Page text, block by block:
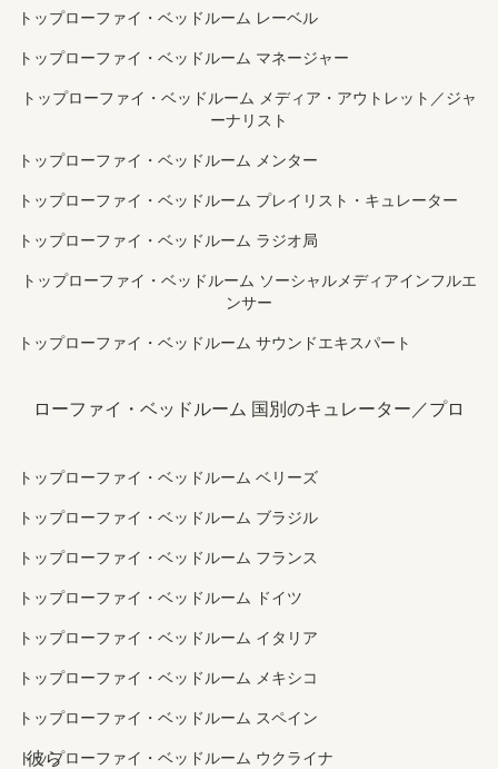
トップローファイ・ベッドルーム レーベル
トップローファイ・ベッドルーム マネージャー
トップローファイ・ベッドルーム メディア・アウトレット／ジャ
ーナリスト
トップローファイ・ベッドルーム メンター
トップローファイ・ベッドルーム プレイリスト・キュレーター
トップローファイ・ベッドルーム ラジオ局
トップローファイ・ベッドルーム ソーシャルメディアインフルエ
ンサー
トップローファイ・ベッドルーム サウンドエキスパート
ローファイ・ベッドルーム 国別のキュレーター／プロ
トップローファイ・ベッドルーム ベリーズ
トップローファイ・ベッドルーム ブラジル
トップローファイ・ベッドルーム フランス
トップローファイ・ベッドルーム ドイツ
トップローファイ・ベッドルーム イタリア
トップローファイ・ベッドルーム メキシコ
トップローファイ・ベッドルーム スペイン
トップローファイ・ベッドルーム ウクライナ
彼ら